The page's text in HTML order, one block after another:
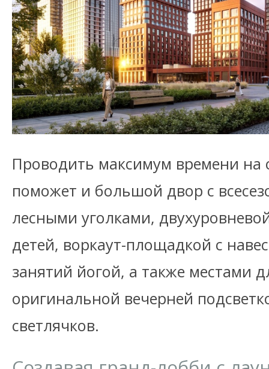
Проводить максимум времени на
поможет и большой двор с
лесными уголками,
детей, воркаут-площадкой с
занятий йогой, а также местами
оригинальной вечерней
светлячков.